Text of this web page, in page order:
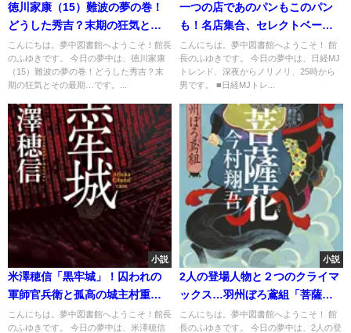
徳川家康（15）難波の夢の巻！
どうした秀吉？末期の狂気とそ
の最期
こんにちは。夢中図書館へようこそ！館長
のふゆきです。 今日の夢中は、徳川家康
（15）難波の夢の巻！どうした秀吉？末
期の狂気とその最期…です。...
一つの店であのパンもこのパン
も！名店集合、セレクトベーカ
リー
こんにちは。夢中図書館へようこそ！ 館
長のふゆきです。 今日の夢中は、日経MJ
トレンド、深夜からノリノリ、25時から
男です。 ■日経MJトレ...
小説
米澤穂信「黒牢城」！囚われの
軍師官兵衛と孤高の城主村重が
戦国の謎を解き明かす
こんにちは。夢中図書館へようこそ！館長
のふゆきです。 今日の夢中は、米澤穂信
小説
2人の登場人物と２つのクライマ
ックス…羽州ぼろ鳶組「菩薩
花」
こんにちは。夢中図書館へようこそ！ 館
長のふゆきです。 今日の夢中は、2人の登